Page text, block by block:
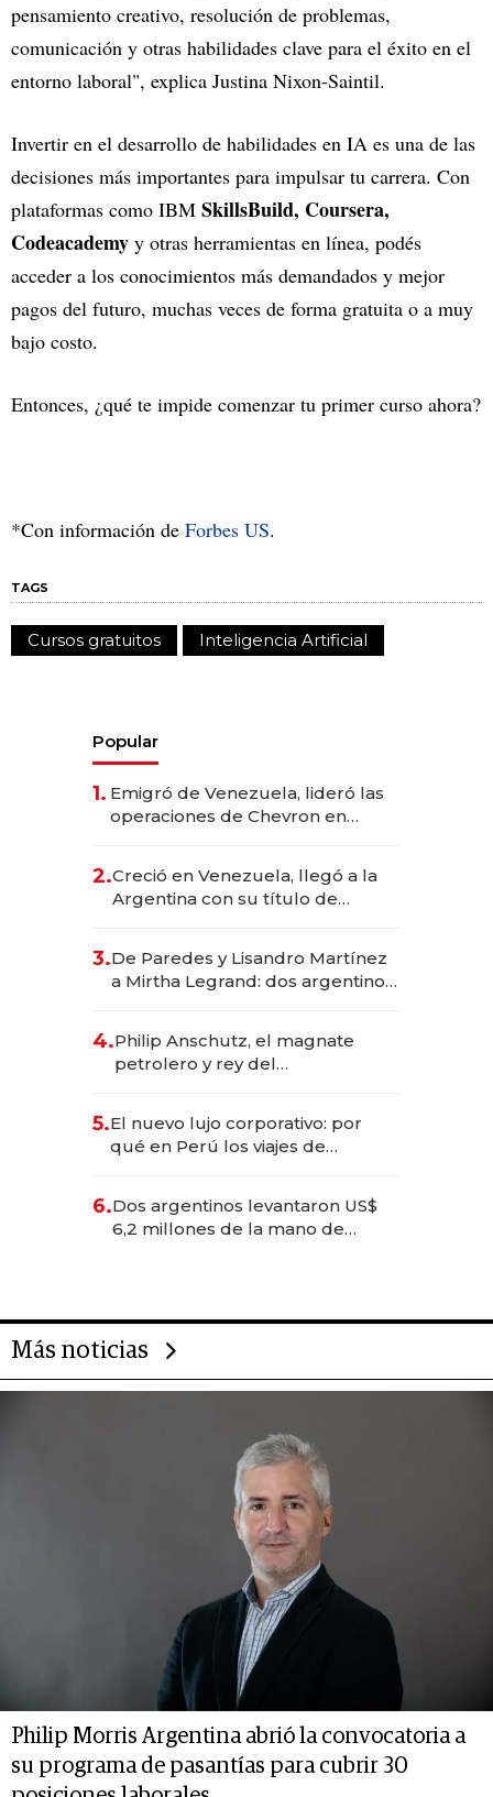
pensamiento creativo, resolución de problemas,
comunicación y otras habilidades clave para el éxito en el
entorno laboral", explica Justina Nixon-Saintil.
Invertir en el desarrollo de habilidades en IA es una de las
decisiones más importantes para impulsar tu carrera. Con
plataformas como IBM SkillsBuild, Coursera,
Codeacademy y otras herramientas en línea, podés
acceder a los conocimientos más demandados y mejor
pagos del futuro, muchas veces de forma gratuita o a muy
bajo costo.
Entonces, ¿qué te impide comenzar tu primer curso ahora?
*Con información de Forbes US.
TAGS
Cursos gratuitos Inteligencia Artificial
Popular
1. Emigró de Venezuela, lideró las
operaciones de Chevron en
2.Creció en Venezuela, llegó a la
Argentina con su título de
las marcas "fast premium"
3.De Paredes y Lisandro Martínez
a Mirtha Legrand: dos argentinos
4.Philip Anschutz, el magnate
petrolero y rey del
Fénix
5.El nuevo lujo corporativo: por
qué en Perú los viajes de
para convertirse en experiencias
transformadoras
6.Dos argentinos levantaron US$
6,2 millones de la mano de
Más noticias
Philip Morris Argentina abrió la convocatoria a
su programa de pasantías para cubrir 30